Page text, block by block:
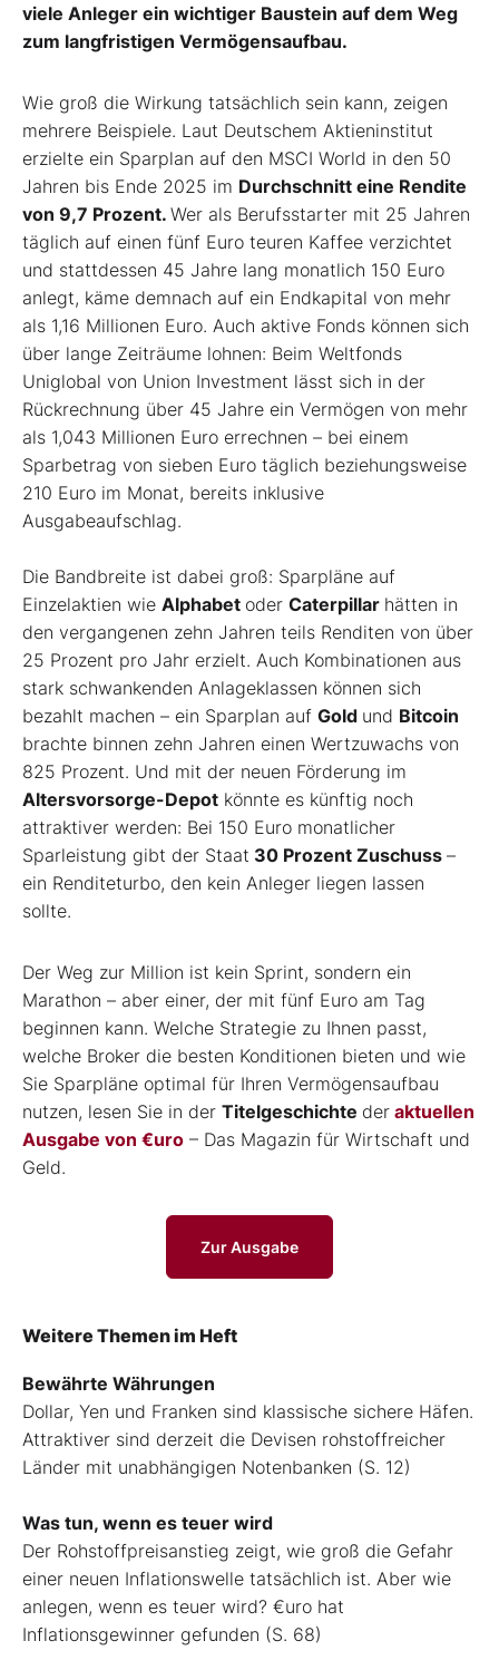
viele Anleger ein wichtiger Baustein auf dem Weg
zum langfristigen Vermögensaufbau.
Wie groß die Wirkung tatsächlich sein kann, zeigen
mehrere Beispiele. Laut Deutschem Aktieninstitut
erzielte ein Sparplan auf den MSCI World in den 50
Jahren bis Ende 2025 im Durchschnitt eine Rendite
von 9,7 Prozent. Wer als Berufsstarter mit 25 Jahren
täglich auf einen fünf Euro teuren Kaffee verzichtet
und stattdessen 45 Jahre lang monatlich 150 Euro
anlegt, käme demnach auf ein Endkapital von mehr
als 1,16 Millionen Euro. Auch aktive Fonds können sich
über lange Zeiträume lohnen: Beim Weltfonds
Uniglobal von Union Investment lässt sich in der
Rückrechnung über 45 Jahre ein Vermögen von mehr
als 1,043 Millionen Euro errechnen – bei einem
Sparbetrag von sieben Euro täglich beziehungsweise
210 Euro im Monat, bereits inklusive
Ausgabeaufschlag.
Die Bandbreite ist dabei groß: Sparpläne auf
Einzelaktien wie Alphabet oder Caterpillar hätten in
den vergangenen zehn Jahren teils Renditen von über
25 Prozent pro Jahr erzielt. Auch Kombinationen aus
stark schwankenden Anlageklassen können sich
bezahlt machen – ein Sparplan auf Gold und Bitcoin
brachte binnen zehn Jahren einen Wertzuwachs von
825 Prozent. Und mit der neuen Förderung im
Altersvorsorge-Depot könnte es künftig noch
attraktiver werden: Bei 150 Euro monatlicher
Sparleistung gibt der Staat 30 Prozent Zuschuss –
ein Renditeturbo, den kein Anleger liegen lassen
sollte.
Der Weg zur Million ist kein Sprint, sondern ein
Marathon – aber einer, der mit fünf Euro am Tag
beginnen kann. Welche Strategie zu Ihnen passt,
welche Broker die besten Konditionen bieten und wie
Sie Sparpläne optimal für Ihren Vermögensaufbau
nutzen, lesen Sie in der Titelgeschichte der aktuellen
Ausgabe von €uro – Das Magazin für Wirtschaft und
Geld.
Zur Ausgabe
Weitere Themen im Heft
Bewährte Währungen
Dollar, Yen und Franken sind klassische sichere Häfen.
Attraktiver sind derzeit die Devisen rohstoffreicher
Länder mit unabhängigen Notenbanken (S. 12)
Was tun, wenn es teuer wird
Der Rohstoffpreisanstieg zeigt, wie groß die Gefahr
einer neuen Inflationswelle tatsächlich ist. Aber wie
anlegen, wenn es teuer wird? €uro hat
Inflationsgewinner gefunden (S. 68)